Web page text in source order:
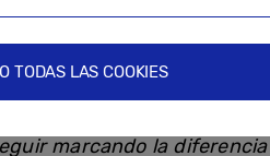
ha mostrado muy
una gran oportunidad
la innovación
digital appliances
marcando la diferencia
TODAS LAS COOKIES